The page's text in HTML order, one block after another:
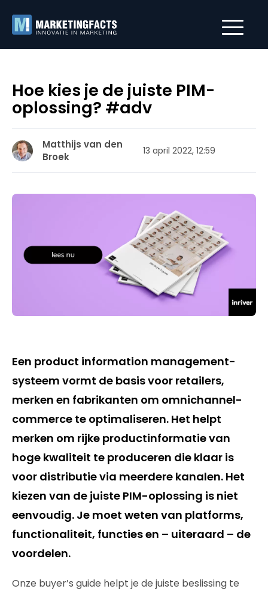
Hoe kies je de juiste PIM-
oplossing? #adv
Matthijs van den
Broek
13 april 2022, 12:59
Een product information management-
systeem vormt de basis voor retailers,
merken en fabrikanten om omnichannel-
commerce te optimaliseren. Het helpt
merken om rijke productinformatie van
hoge kwaliteit te produceren die klaar is
voor distributie via meerdere kanalen. Het
kiezen van de juiste PIM-oplossing is niet
eenvoudig. Je moet weten van platforms,
functionaliteit, functies en – uiteraard – de
voordelen.
Onze buyer’s guide helpt je de juiste beslissing te